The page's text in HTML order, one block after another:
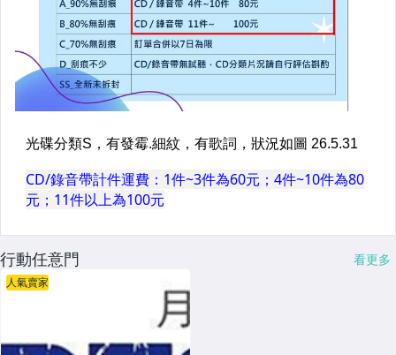
行動任意門 看更多
人氣賣家